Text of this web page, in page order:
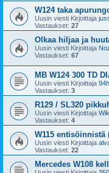
W124 taka
Uusin viesti Kirjoittaja
Vastaukset: 27
Olkaa hiljaa ja
Uusin viesti Kirjoittaja
Vastaukset: 67
MB W124 300 TD
Uusin viesti Kirjoittaja
Vastaukset: 3
R129 / SL320
Uusin viesti Kirjoittaja
Vastaukset: 4
W115 entisöinnistä
Uusin viesti Kirjoittaja
Vastaukset: 22
Mercedes W108